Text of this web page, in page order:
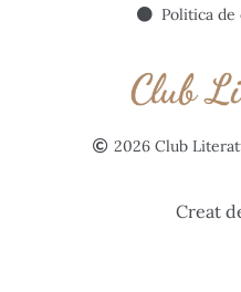
Politica
2026 Club
Creat